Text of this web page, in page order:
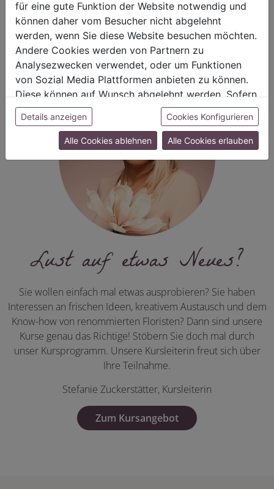
Eleganter Weihnachtsteller
Lust auf etwas Neues?
Sie wollen einfach mal etwas ausprobieren? Sie haben
Interessen an frischen Ideen, kreativem Austausch und dem
Know-how von renommierten Floristen? Dann sind unsere
Kurse genau das Richtige! Stöbern Sie doch mal durch
unser Kursprogramm. Unsere Kursleiterin freut sich über
Ihre Teilnahme.
Stefanie Zuckerstätter, Kursleiterin
Zum Kursangebot
für eine gute Funktion der Website notwendig und
können daher vom Besucher nicht abgelehnt
werden, wenn Sie diese Website besuchen möchten.
Andere Cookies werden von Partnern zu
Analysezwecken verwendet, oder um Funktionen
von Sozial Media Plattformen anbieten zu können.
Diese können auf Wunsch abgelehnt werden. Sofern
sie unsere Webseite weiter nutzen, geben Sie
Einwilligung zu unseren Cookies.
Details anzeigen Cookies Konfigurieren
Alle Cookies ablehnen Alle Cookies erlauben